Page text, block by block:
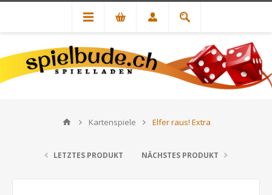
Kartenspiele Elfer raus! Extra
LETZTES PRODUKT NÄCHSTES PRODUKT